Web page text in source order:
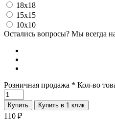
18x18
15x15
10x10
Остались вопросы? Мы всегда
Розничная продажа * Кол-во
Купить Купить в 1 клик
110 ₽